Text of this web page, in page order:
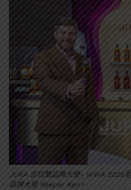
JURA 吉拉雙品牌大使- WWA 2025
品牌大使 Keeper Ken。